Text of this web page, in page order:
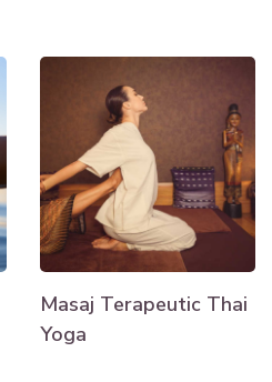
Masaj Terapeutic Thai
Yoga